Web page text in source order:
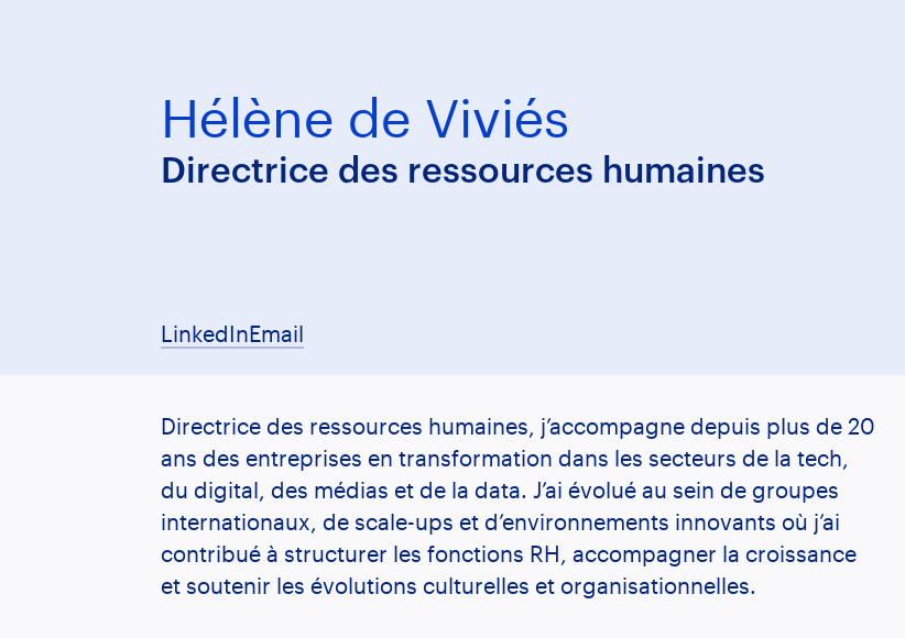
Hélène de Viviés
Directrice des ressources humaines
LinkedInEmail
Directrice des ressources humaines, j’accompagne depuis plus de 20
ans des entreprises en transformation dans les secteurs de la tech,
du digital, des médias et de la data. J’ai évolué au sein de groupes
internationaux, de scale-ups et d’environnements innovants où j’ai
contribué à structurer les fonctions RH, accompagner la croissance
et soutenir les évolutions culturelles et organisationnelles.